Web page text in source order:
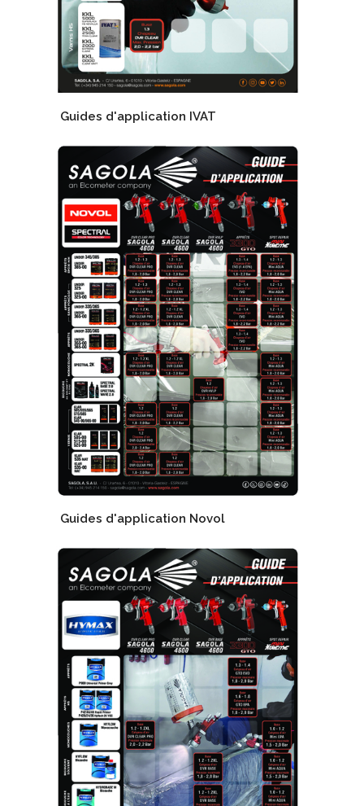
Guides d'application IVAT
Guides d'application Novol